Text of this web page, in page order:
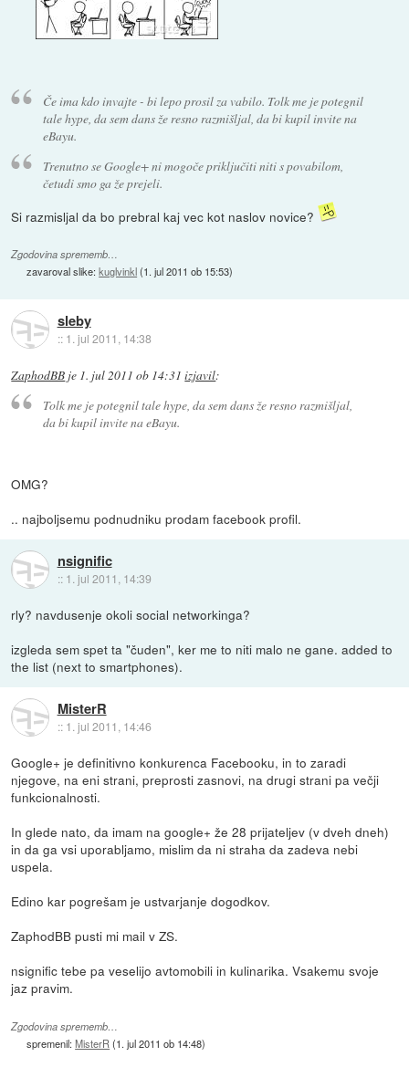
Če ima kdo invajte - bi lepo prosil za vabilo. Tolk me je potegnil
tale hype, da sem dans že resno razmišljal, da bi kupil invite na
eBayu.
Trenutno se Google+ ni mogoče priključiti niti s povabilom,
četudi smo ga že prejeli.
Si razmisljal da bo prebral kaj vec kot naslov novice?
Zgodovina sprememb…
zavaroval slike:kuglvinkl(1. jul 2011 ob 15:53)
sleby
:: 1. jul 2011, 14:38
ZaphodBB je 1. jul 2011 ob 14:31 izjavil:
Tolk me je potegnil tale hype, da sem dans že resno razmišljal,
da bi kupil invite na eBayu.
OMG?
.. najboljsemu podnudniku prodam facebook profil.
nsignific
:: 1. jul 2011, 14:39
rly? navdusenje okoli social networkinga?
izgleda sem spet ta "čuden", ker me to niti malo ne gane. added to
the list (next to smartphones).
MisterR
:: 1. jul 2011, 14:46
Google+ je definitivno konkurenca Facebooku, in to zaradi
njegove, na eni strani, preprosti zasnovi, na drugi strani pa večji
funkcionalnosti.
In glede nato, da imam na google+ že 28 prijateljev (v dveh dneh)
in da ga vsi uporabljamo, mislim da ni straha da zadeva nebi
uspela.
Edino kar pogrešam je ustvarjanje dogodkov.
ZaphodBB pusti mi mail v ZS.
nsignific tebe pa veselijo avtomobili in kulinarika. Vsakemu svoje
jaz pravim.
Zgodovina sprememb…
spremenil:MisterR (1. jul 2011 ob 14:48)